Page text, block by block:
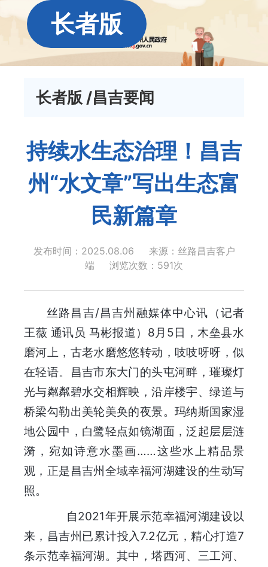
长者版
长者版 /昌吉要闻
持续水生态治理！昌吉
州“水文章”写出生态富
民新篇章
发布时间：2025.08.06
来源：丝路昌吉客户
端
浏览次数： 591次
丝路昌吉/昌吉州融媒体中心讯（记者
王薇 通讯员 马彬报道）8月5日，木垒县水
磨河上，古老水磨悠悠转动，吱吱呀呀，似
在轻语。昌吉市东大门的头屯河畔，璀璨灯
光与粼粼碧水交相辉映，沿岸楼宇、绿道与
桥梁勾勒出美轮美奂的夜景。玛纳斯国家湿
地公园中，白鹭轻点如镜湖面，泛起层层涟
漪，宛如诗意水墨画……这些水上精品景
观，正是昌吉州全域幸福河湖建设的生动写
照。
自2021年开展示范幸福河湖建设以
来，昌吉州已累计投入7.2亿元，精心打造7
条示范幸福河湖。其中，塔西河、三工河、